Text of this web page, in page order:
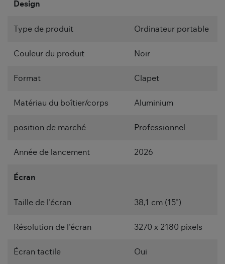
Design
Type de produit Ordinateur portable
Couleur du produit Noir
Format Clapet
Matériau du boîtier/corps Aluminium
position de marché Professionnel
Année de lancement 2026
Écran
Taille de l'écran 38,1 cm (15")
Résolution de l'écran 3270 x 2180 pixels
Écran tactile Oui